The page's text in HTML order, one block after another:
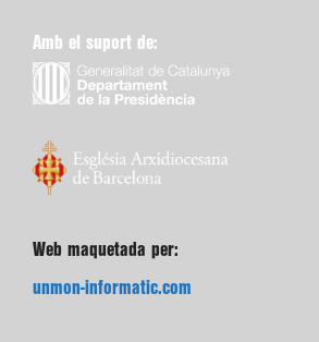
Amb el suport de:
Web maquetada per:
unmon-informatic.com